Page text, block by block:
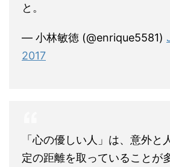
と。
— 小林敏徳 (@enrique5581)
2017
「心の優しい人」は、意外と
定の距離を取っていることが